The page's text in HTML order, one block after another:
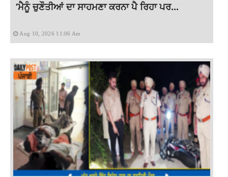
‘ਮੈਨੂੰ ਚੁਣੌਤੀਆਂ ਦਾ ਸਾਹਮਣਾ ਕਰਨਾ ਪੈ ਰਿਹਾ ਪਰ...
Aug 10, 2026 11:06 Am